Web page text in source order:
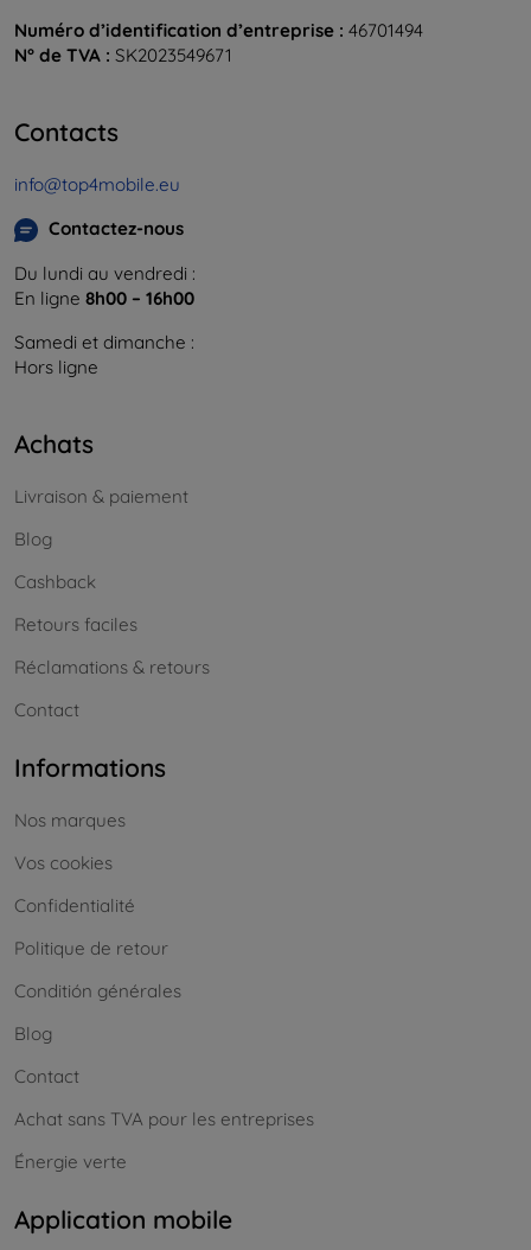
Numéro d’identification d’entreprise : 46701494
N° de TVA : SK2023549671
Contacts
info@top4mobile.eu
Contactez-nous
Du lundi au vendredi :
En ligne 8h00 – 16h00
Samedi et dimanche :
Hors ligne
Achats
Livraison & paiement
Blog
Cashback
Retours faciles
Réclamations & retours
Contact
Informations
Nos marques
Vos cookies
Confidentialité
Politique de retour
Conditión générales
Blog
Contact
Achat sans TVA pour les entreprises
Énergie verte
Application mobile